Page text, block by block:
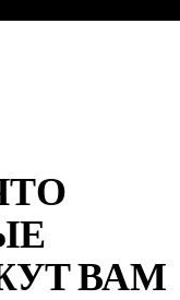
ВАМ